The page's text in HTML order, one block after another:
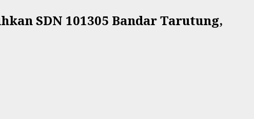
SDN 101305 Bandar Tarutung,